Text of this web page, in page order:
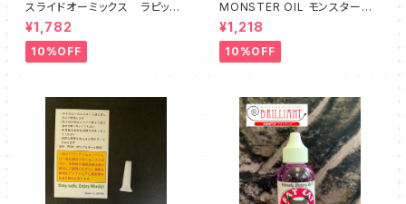
スライドオーミックス ラピット
コンフォート
¥1,782
10%OFF
MONSTER OIL モンスターオ
イル Tuning Slide Grease
¥1,218
10%OFF